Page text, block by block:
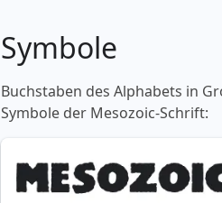
Symbole
Buchstaben des Alphabets in
Symbole der Mesozoic-Schrift: